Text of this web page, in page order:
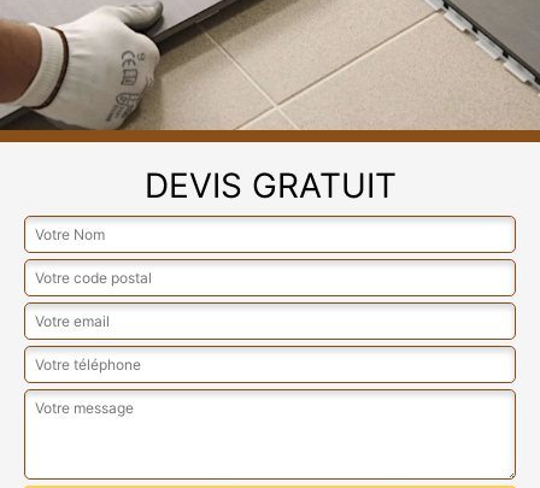
DEVIS GRATUIT